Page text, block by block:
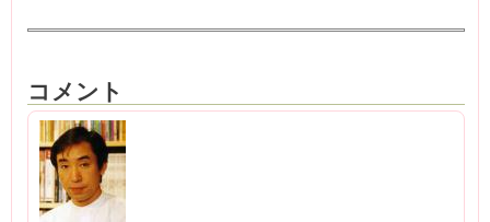
コメント